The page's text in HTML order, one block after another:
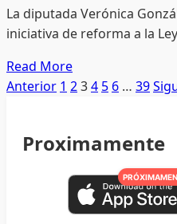
emprendedores
locales
La diputada Verónica
iniciativa de reforma a la
Read MoreRead
more
Vero
González
abrir
cabildos
Paginación
entradas
Anterior 1 234 5 6 … 39
Proximamente